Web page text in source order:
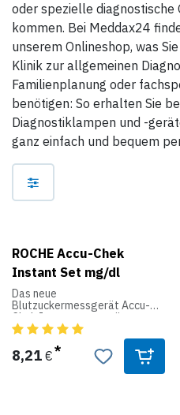
oder spezielle diagnostische
kommen. Bei Meddax24
unserem Onlineshop, was
Klinik zur allgemeinen
Familienplanung oder
benötigen: So erhalten Sie
Diagnostiklampen und -
ganz einfach und bequem
ROCHE Accu-Chek
Instant Set mg/dl
Das neue
Blutzuckermessgerät Accu-
Chek Instant unterstützt
Patienten, die sich eine
einfache Messung und Hilfe
beim Interpretieren der Werte
wünschen. Das große
beleuchtete Display sorgt für
8,21 €